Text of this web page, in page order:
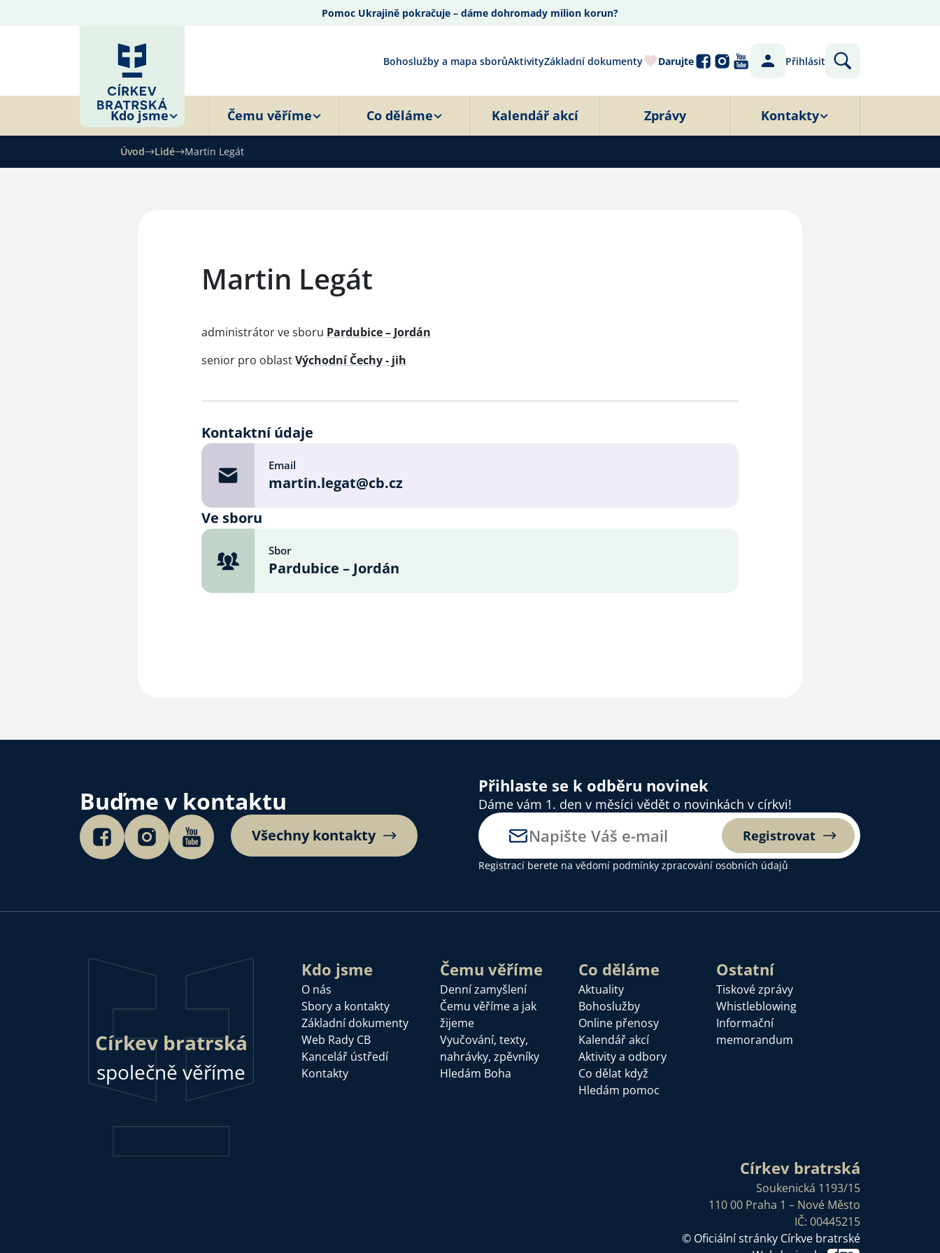
Pomoc Ukrajině pokračuje – dáme dohromady milion korun?
Bohoslužby a mapa sborůAktivityZákladní dokumenty Darujte Přihlásit
Kdo jsme Čemu věříme Co děláme Kalendář akcí Zprávy Kontakty
Úvod Lidé Martin Legát
Martin Legát
administrátor ve sboru Pardubice – Jordán
senior pro oblastVýchodní Čechy - jih
Kontaktní údaje
Email
martin.legat@cb.cz
Ve sboru
Sbor
Pardubice – Jordán
Buďme v kontaktu
Všechny kontakty
Přihlaste se k odběru novinek
Dáme vám 1. den v měsíci vědět o novinkách v církvi!
Registrovat
Registrací berete na vědomí podmínky zpracování osobních údajů
Církev bratrská
společně věříme
Kdo jsme
O nás
Sbory a kontakty
Základní dokumenty
Web Rady CB
Kancelář ústředí
Kontakty
Čemu věříme
Denní zamyšlení
Čemu věříme a jak
žijeme
Vyučování, texty,
nahrávky, zpěvníky
Hledám Boha
Co děláme
Aktuality
Bohoslužby
Online přenosy
Kalendář akcí
Aktivity a odbory
Co dělat když
Hledám pomoc
Ostatní
Tiskové zprávy
Whistleblowing
Informační
memorandum
Církev bratrská
Soukenická 1193/15
110 00 Praha 1 – Nové Město
IČ: 00445215
© Oficiální stránky Církve bratrské